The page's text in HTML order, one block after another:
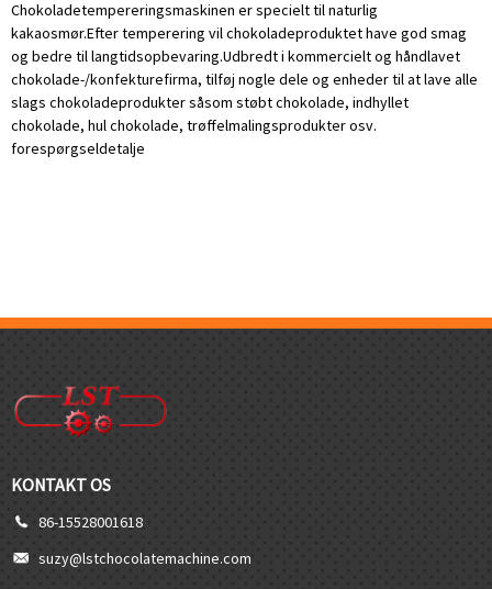
Chokoladetempereringsmaskinen er specielt til naturlig
kakaosmør.Efter temperering vil chokoladeproduktet have god smag
og bedre til langtidsopbevaring.Udbredt i kommercielt og håndlavet
chokolade-/konfekturefirma, tilføj nogle dele og enheder til at lave alle
slags chokoladeprodukter såsom støbt chokolade, indhyllet
chokolade, hul chokolade, trøffelmalingsprodukter osv.
forespørgseldetalje
KONTAKT OS
86-15528001618
suzy@lstchocolatemachine.com